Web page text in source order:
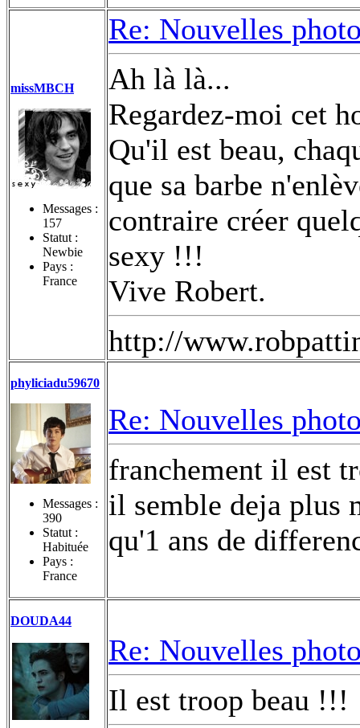
missMBCH
Messages :
157
Statut :
Newbie
Pays :
France
Re: Nouvelles
Ah là là...
Regardez-moi cet
Qu'il est beau,
que sa barbe
contraire créer
sexy !!!
Vive Robert.
http://
phyliciadu59670
Messages :
390
Statut :
Habituée
Pays :
France
Re: Nouvelles
franchement il est
il semble deja plus
qu'1 ans de
DOUDA44
Re: Nouvelles
Il est troop beau !!!